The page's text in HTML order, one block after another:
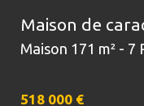
Maison de
Maison 171 m² -
518 000 €